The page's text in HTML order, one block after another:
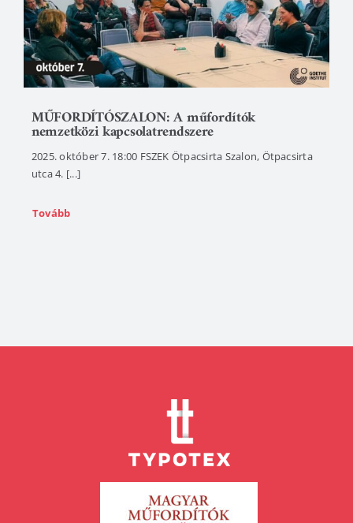
MŰFORDÍTÓSZALON: A műfordítók
nemzetközi kapcsolatrendszere
2025. október 7. 18:00 FSZEK Ötpacsirta Szalon, Ötpacsirta
utca 4. [...]
Tovább